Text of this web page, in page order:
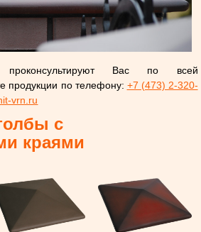
Вас по всей
продукции по телефону: +7 (473) 2-320-
vrn.ru
с
краями